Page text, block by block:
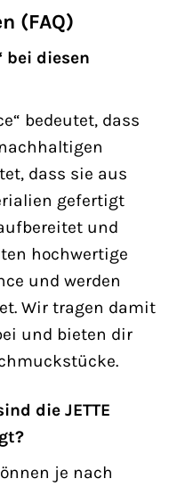
(FAQ)
bei diesen
bedeutet, dass
dass sie aus
gefertigt
und
hochwertige
und werden
Wir tragen damit
und bieten dir
die JETTE
je nach